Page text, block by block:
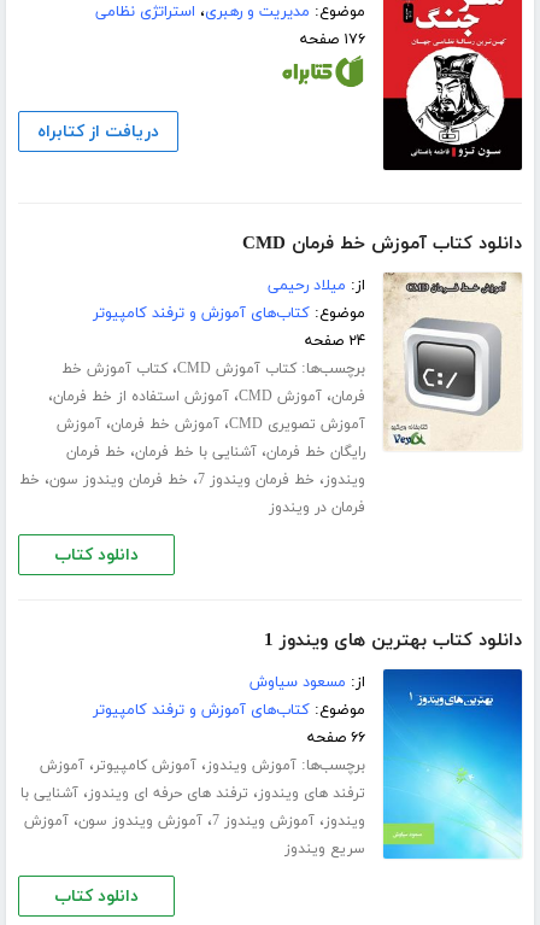
موضوع: مدیریت و رهبری، استراتژی نظامی
۱۷۶ صفحه
دریافت از کتابراه
دانلود کتاب آموزش خط فرمان CMD
از: میلاد رحیمی
موضوع:کتاب‌های آموزش و ترفند کامپیوتر
۲۴ صفحه
برچسب‌ها:کتاب آموزش CMD ،کتاب آموزش خط
فرمان،آموزش CMD ،آموزش استفاده از خط فرمان،
آموزش تصویری CMD ،آموزش خط فرمان،آموزش
رایگان خط فرمان،آشنایی با خط فرمان، خط فرمان
ویندوز، خط فرمان ویندوز 7 ، خط فرمان ویندوز سون، خط
فرمان در ویندوز
دانلود کتاب
دانلود کتاب بهترین های ویندوز 1
از: مسعود سیاوش
موضوع:کتاب‌های آموزش و ترفند کامپیوتر
۶۶ صفحه
برچسب‌ها:آموزش ویندوز،آموزش کامپیوتر،آموزش
ترفند های ویندوز، ترفند های حرفه ای ویندوز،آشنایی با
ویندوز،آموزش ویندوز 7 ،آموزش ویندوز سون،آموزش
سریع ویندوز
دانلود کتاب